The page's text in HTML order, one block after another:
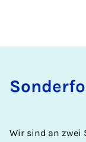
Wir sind an zwei